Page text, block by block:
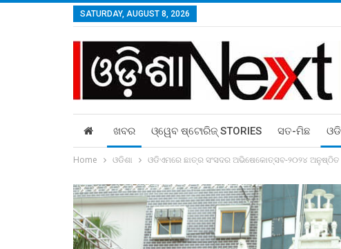
SATURDAY, AUGUST 8, 2026
ଖବର ଓ୍ୱେବ ଷ୍ଟୋରିଜ୍‌ STORIES ସତ-ମିଛ
Home ଓଡିଶା ଓଡିଏମରେ ଛାତ୍ର ସଂସଦର ଅଭିଷେକୋତ୍ସବ-୨୦୨୪ ଅନୁଷ୍ଠିତ